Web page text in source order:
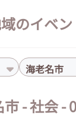
のイベン
海老名市
- 社会 -